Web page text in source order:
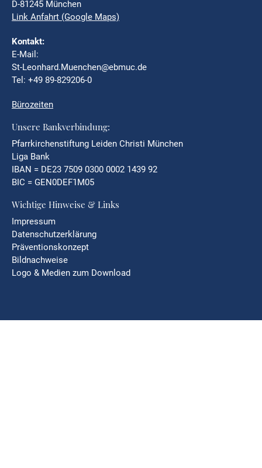
D-81245 München
Link Anfahrt (Google Maps)
Kontakt:
E-Mail:
St-Leonhard.Muenchen@ebmuc.de
Tel: +49 89-829206-0
Bürozeiten
Unsere Bankverbindung:
Pfarrkirchenstiftung Leiden Christi München
Liga Bank
IBAN = DE23 7509 0300 0002 1439 92
BIC = GEN0DEF1M05
Wichtige Hinweise & Links
Impressum
Datenschutzerklärung
Präventionskonzept
Bildnachweise
Logo & Medien zum Download